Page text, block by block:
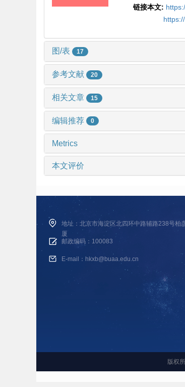
链接本文:
图/表 17
参考文献 20
相关文章 15
编辑推荐 0
Metrics
本文评价
地址：北京市海淀区北四环中路辅路238号柏
厦
邮政编码：100083
E-mail：hkxb@buaa.edu.cn
版权